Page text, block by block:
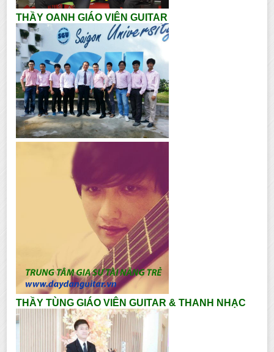
THẦY OANH GIÁO VIÊN GUITAR
THẦY TÙNG GIÁO VIÊN GUITAR & THANH NHẠC